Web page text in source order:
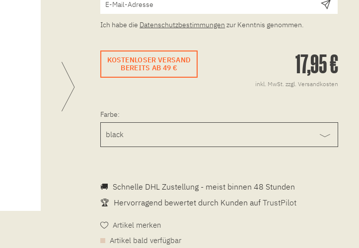
Ich habe die Datenschutzbestimmungen zur Kenntnis genommen.
KOSTENLOSER VERSAND
BEREITS AB 49 €
17,95 €
inkl. MwSt. zzgl. Versandkosten
Farbe:
🚚 Schnelle DHL Zustellung - meist binnen 48 Stunden
🏆 Hervorragend bewertet durch Kunden aufTrustPilot
Artikel merken
Artikel bald verfügbar